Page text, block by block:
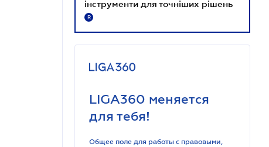
інструменти для точніших рішень
R
LIGA360 меняется
для тебя!
Общее поле для работы с правовыми,